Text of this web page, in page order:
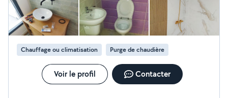
réparation de faite car le problème c'est l'arrivée de gaz et non
ma chaudière. Je recommande à 1000% Un grand merci pour
votre professionnalisme
Chauffage ou climatisation Purge de chaudière
Voir le profil Contacter